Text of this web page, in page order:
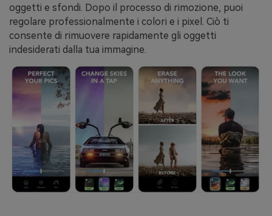
oggetti e sfondi. Dopo il processo di rimozione, puoi
regolare professionalmente i colori e i pixel. Ciò ti
consente di rimuovere rapidamente gli oggetti
indesiderati dalla tua immagine.